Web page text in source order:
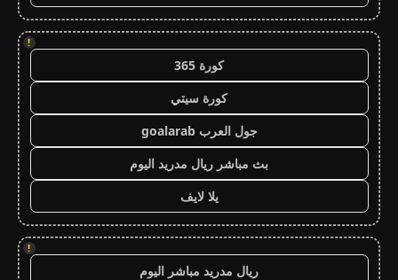
!
كورة 365
كورة سيتي
جول العرب goalarab
بث مباشر ريال مدريد اليوم
يلا لايف
!
ريال مدريد مباشر اليوم